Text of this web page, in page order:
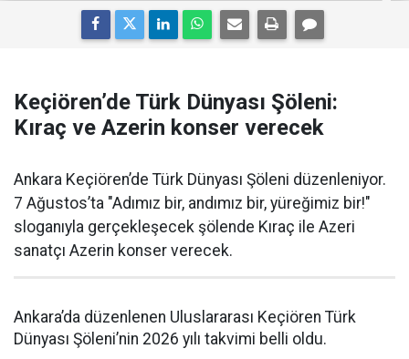
Keçiören’de Türk Dünyası Şöleni:
Kıraç ve Azerin konser verecek
Ankara Keçiören’de Türk Dünyası Şöleni düzenleniyor.
7 Ağustos’ta "Adımız bir, andımız bir, yüreğimiz bir!"
sloganıyla gerçekleşecek şölende Kıraç ile Azeri
sanatçı Azerin konser verecek.
Ankara’da düzenlenen Uluslararası Keçiören Türk
Dünyası Şöleni’nin 2026 yılı takvimi belli oldu.